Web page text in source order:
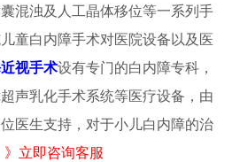
混浊及人工晶体移位等一系列手
童白内障手术对医院设备以及医
近视手术设有专门的白内障专科，
声乳化手术系统等医疗设备，由
医生支持，对于小儿白内障的治
》立即咨询客服